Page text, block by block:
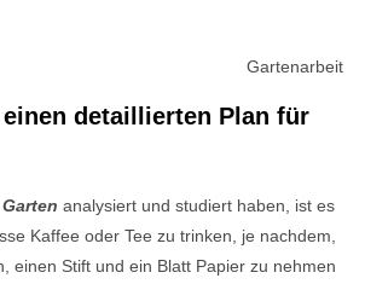
detaillierten Plan für
Gartenanalysiert und studiert haben, ist es
Kaffee oder Tee zu trinken, je nachdem,
einen Stift und ein Blatt Papier zu nehmen